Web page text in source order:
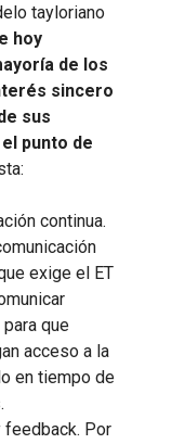
tayloriano
hoy
de los
sincero
sus
punto de
continua.
exige el ET
que
acceso a la
en tiempo de
feedback. Por